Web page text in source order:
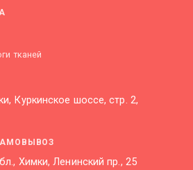
тканей
Куркинское шоссе, стр. 2,
Химки, Ленинский пр., 25